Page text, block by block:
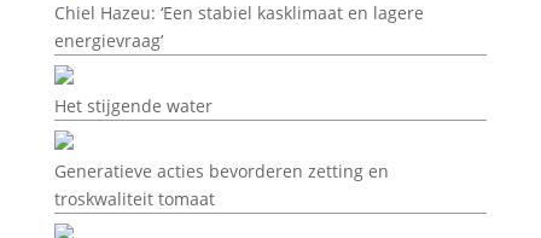
Chiel Hazeu: ‘Een stabiel kasklimaat en lagere
energievraag’
Het stijgende water
Generatieve acties bevorderen zetting en
troskwaliteit tomaat